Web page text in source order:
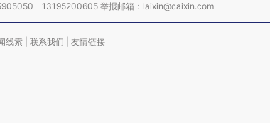
13195200605 举报邮箱：laixin@caixin.com
线索 联系我们 友情链接